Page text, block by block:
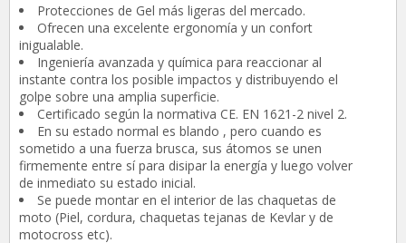
Protecciones de Gel más ligeras del mercado.
Ofrecen una excelente ergonomía y un confort
inigualable.
Ingeniería avanzada y química para reaccionar al
instante contra los posible impactos y distribuyendo el
golpe sobre una amplia superficie.
Certificado según la normativa CE. EN 1621-2 nivel 2.
En su estado normal es blando , pero cuando es
sometido a una fuerza brusca, sus átomos se unen
firmemente entre sí para disipar la energía y luego volver
de inmediato su estado inicial.
Se puede montar en el interior de las chaquetas de
moto (Piel, cordura, chaquetas tejanas de Kevlar y de
motocross etc).